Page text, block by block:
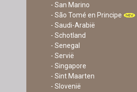
- San Marino
- São Tomé en Principe
- Saudi-Arabië
- Schotland
- Senegal
- Servië
- Singapore
- Sint Maarten
- Slovenië